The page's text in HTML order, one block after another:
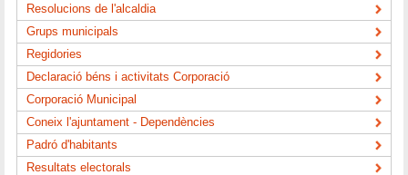
Resolucions de l'alcaldia
Grups municipals
Regidories
Declaració béns i activitats Corporació
Corporació Municipal
Coneix l'ajuntament - Dependències
Padró d'habitants
Resultats electorals